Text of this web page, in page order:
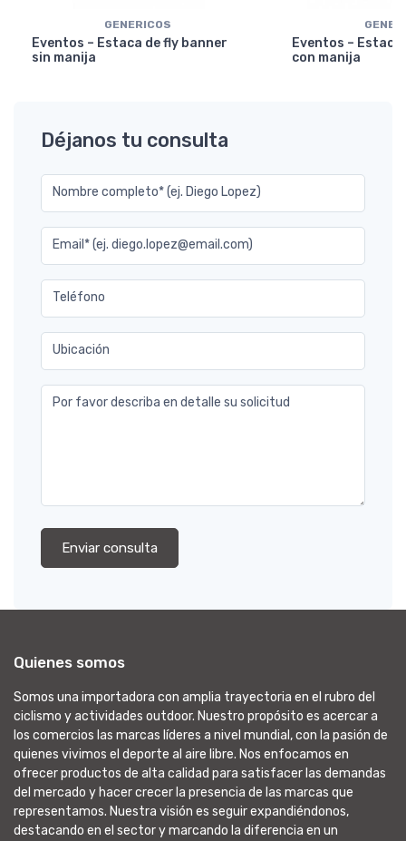
GENERICOS
Eventos – Estaca de fly banner
sin manija
Eventos –
con manija
Déjanos tu consulta
Nombre completo* (ej. Diego Lopez)
Email* (ej. diego.lopez@email.com)
Teléfono
Ubicación
Por favor describa en detalle su solicitud
Enviar consulta
Quienes somos
Somos una importadora con amplia trayectoria en el rubro del
ciclismo y actividades outdoor. Nuestro propósito es acercar a
los comercios las marcas líderes a nivel mundial, con la pasión de
quienes vivimos el deporte al aire libre. Nos enfocamos en
ofrecer productos de alta calidad para satisfacer las demandas
del mercado y hacer crecer la presencia de las marcas que
representamos. Nuestra visión es seguir expandiéndonos,
destacando en el sector y marcando la diferencia en un